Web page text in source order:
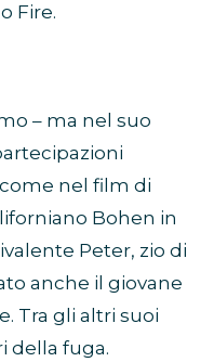
Fire.
– ma nel suo
nel film di
Bohen in
Peter, zio di
anche il giovane
Tra gli altri suoi
della fuga.